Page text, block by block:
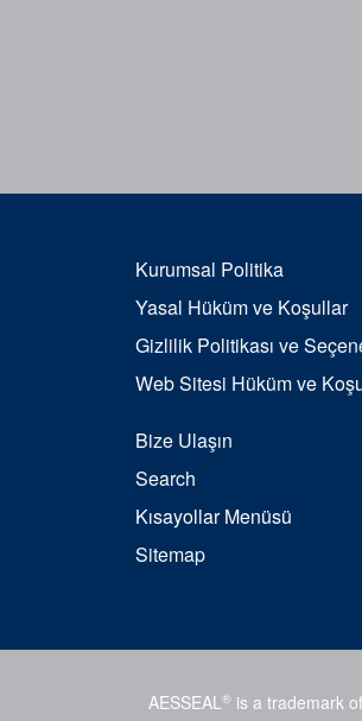
Kurumsal Politika
Yasal Hüküm ve Koşullar
Gizlilik Politikası ve
Web Sitesi Hüküm ve
Bize Ulaşın
Search
Kısayollar Menüsü
Sitemap
AESSEAL®is a trademark